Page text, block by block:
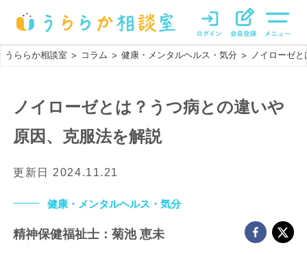
うららか相談室 > コラム > 健康・メンタルヘルス・気分 > ノイローゼ
ノイローゼとは？うつ病との違いや
原因、克服法を解説
更新日 2024.11.21
健康・メンタルヘルス・気分
精神保健福祉士：菊池 恵未